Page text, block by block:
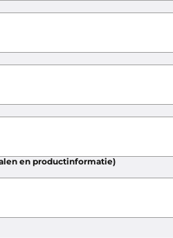
en productinformatie)